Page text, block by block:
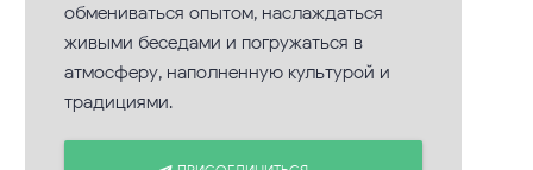
обмениваться опытом, наслаждаться
живыми беседами и погружаться в
атмосферу, наполненную культурой и
традициями.